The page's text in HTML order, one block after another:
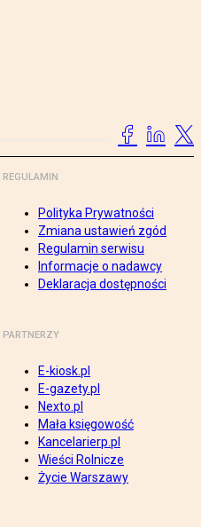
REGULAMIN
Polityka Prywatności
Zmiana ustawień zgód
Regulamin serwisu
Informacje o nadawcy
Deklaracja dostępności
PARTNERZY
E-kiosk.pl
E-gazety.pl
Nexto.pl
Mała księgowość
Kancelarierp.pl
Wieści Rolnicze
Życie Warszawy